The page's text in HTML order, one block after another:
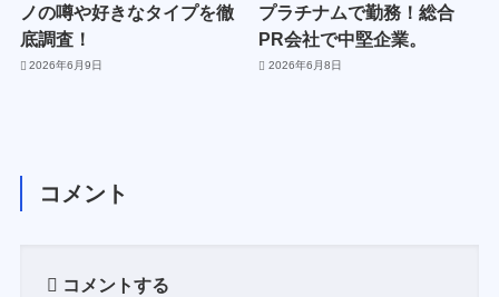
ノの噂や好きなタイプを徹
底調査！
2026年6月9日
プラチナムで勤務！総合
PR会社で中堅企業。
2026年6月8日
コメント
コメントする